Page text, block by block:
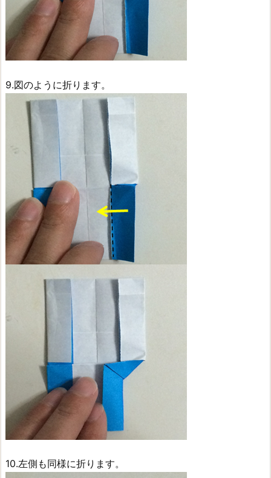
9.図のように折ります。
10.左側も同様に折ります。